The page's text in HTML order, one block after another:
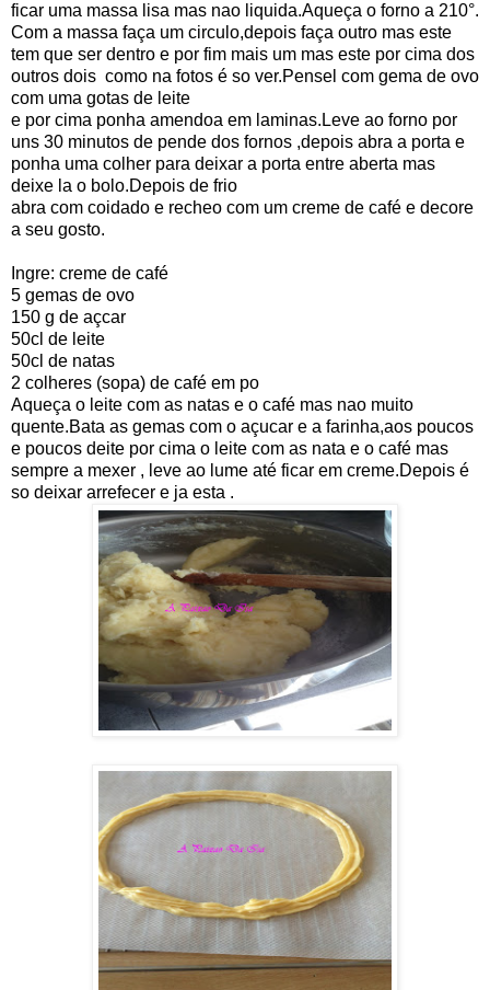
ficar uma massa lisa mas nao liquida.Aqueça o forno a 210°.
Com a massa faça um circulo,depois faça outro mas este
tem que ser dentro e por fim mais um mas este por cima dos
outros dois como na fotos é so ver.Pensel com gema de ovo
com uma gotas de leite
e por cima ponha amendoa em laminas.Leve ao forno por
uns 30 minutos de pende dos fornos ,depois abra a porta e
ponha uma colher para deixar a porta entre aberta mas
deixe la o bolo.Depois de frio
abra com coidado e recheo com um creme de café e decore
a seu gosto.
Ingre: creme de café
5 gemas de ovo
150 g de açcar
50cl de leite
50cl de natas
2 colheres (sopa) de café em po
Aqueça o leite com as natas e o café mas nao muito
quente.Bata as gemas com o açucar e a farinha,aos poucos
e poucos deite por cima o leite com as nata e o café mas
sempre a mexer , leve ao lume até ficar em creme.Depois é
so deixar arrefecer e ja esta .